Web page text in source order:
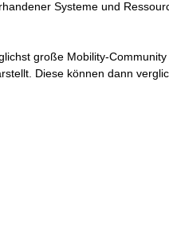
Systeme und
große Mobility-
Diese können dann